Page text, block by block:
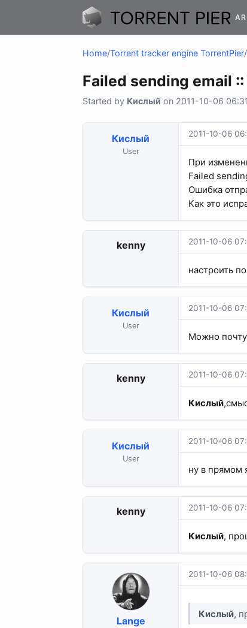
Home/Torrent tracker engine TorrentPier/
Failed sending email ::
Started by Кислый on 2011-10-06
Кислый
User
2011-10-06
При
Failed
Ошибка
Как это
kenny 2011-10-06
настроить
Кислый
User
2011-10-06
Можно
kenny 2011-10-06
Кислый
Кислый
User
2011-10-06
ну в прямом
kenny 2011-10-06
Кислый,
Lange
2011-10-06
Кислый,